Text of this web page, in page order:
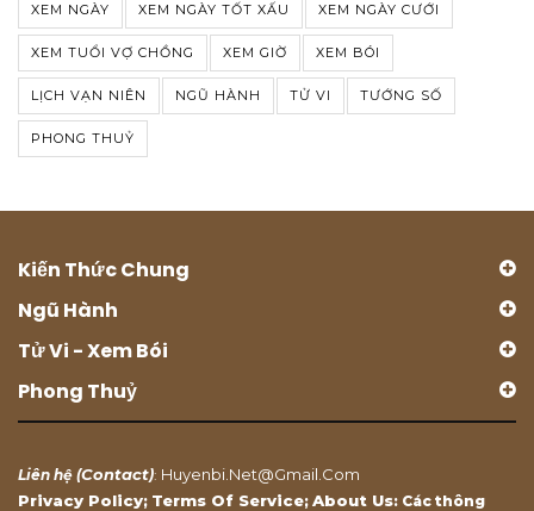
XEM NGÀY XEM NGÀY TỐT XẤU XEM NGÀY CƯỚI
XEM TUỔI VỢ CHỒNG XEM GIỜ XEM BÓI
LỊCH VẠN NIÊN NGŨ HÀNH TỬ VI TƯỚNG SỐ
PHONG THUỶ
Kiến Thức Chung
Ngũ Hành
Tử Vi - Xem Bói
Phong Thuỷ
Liên hệ (Contact): Huyenbi.net@gmail.com
Privacy Policy; Terms Of Service; About Us: Các thông